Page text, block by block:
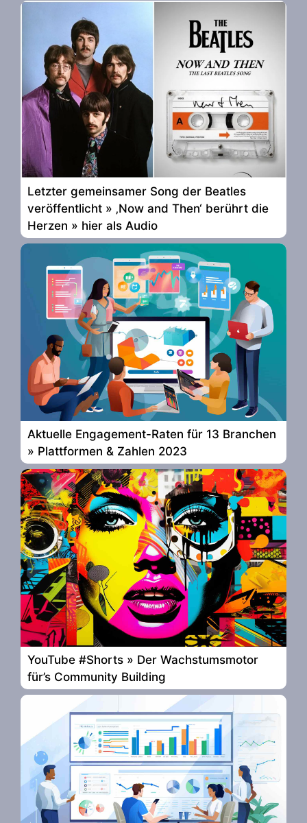
Letzter gemeinsamer Song der Beatles
veröffentlicht » ‚Now and Then‘ berührt die
Herzen » hier als Audio
Aktuelle Engagement-Raten für 13 Branchen
» Plattformen & Zahlen 2023
YouTube #Shorts » Der Wachstumsmotor
für’s Community Building